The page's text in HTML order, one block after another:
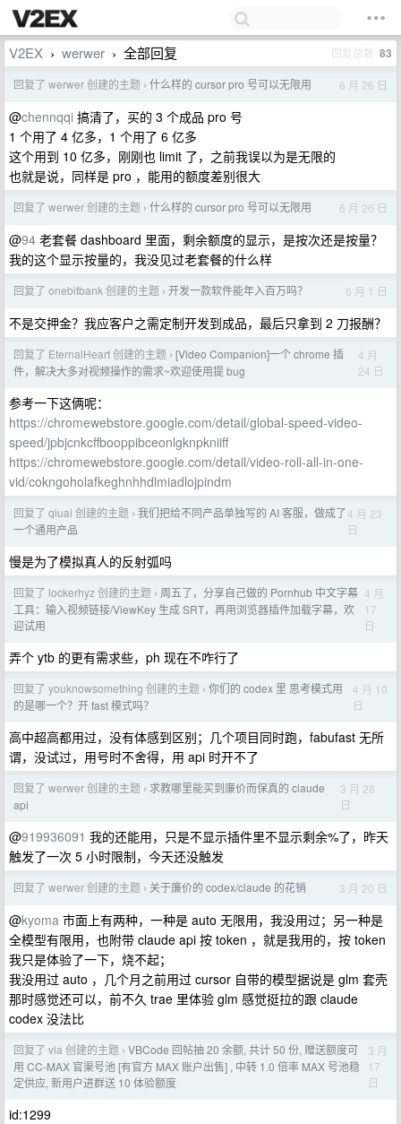
V2EX › werwer › 全部回复 回复总数 83
回复了 werwer 创建的主题 › 什么样的 cursor pro 号可以无限用 6 月 26 日
@chennqqi 搞清了，买的 3 个成品 pro 号
1 个用了 4 亿多，1 个用了 6 亿多
这个用到 10 亿多，刚刚也 limit 了，之前我误以为是无限的
也就是说，同样是 pro ，能用的额度差别很大
回复了 werwer 创建的主题 › 什么样的 cursor pro 号可以无限用 6 月 26 日
@94 老套餐 dashboard 里面，剩余额度的显示，是按次还是按量？
我的这个显示按量的，我没见过老套餐的什么样
回复了 onebitbank 创建的主题 › 开发一款软件能年入百万吗？ 6 月 1 日
不是交押金？我应客户之需定制开发到成品，最后只拿到 2 刀报酬？
回复了 EternalHeart 创建的主题 › [Video Companion]一个 chrome 插
件，解决大多对视频操作的需求~欢迎使用提 bug
4 月
24 日
参考一下这俩呢：
https://chromewebstore.google.com/detail/global-speed-video-
speed/jpbjcnkcffbooppibceonlgknpkniiff
https://chromewebstore.google.com/detail/video-roll-all-in-one-
vid/cokngoholafkeghnhhdlmiadlojpindm
回复了 qiuai 创建的主题 › 我们把给不同产品单独写的 AI 客服，做成了
一个通用产品
4 月 23
日
慢是为了模拟真人的反射弧吗
回复了 lockerhyz 创建的主题 › 周五了，分享自己做的 Pornhub 中文字幕
工具：输入视频链接/ViewKey 生成 SRT，再用浏览器插件加载字幕，欢
迎试用
4 月
17
日
弄个 ytb 的更有需求些，ph 现在不咋行了
回复了 youknowsomething 创建的主题 › 你们的 codex 里 思考模式用
的是哪一个？开 fast 模式吗？
4 月 10
日
高中超高都用过，没有体感到区别；几个项目同时跑，fabufast 无所
谓，没试过，用号时不舍得，用 api 时开不了
回复了 werwer 创建的主题 › 求教哪里能买到廉价而保真的 claude
api
3 月 28
日
@919936091 我的还能用，只是不显示插件里不显示剩余%了，昨天
触发了一次 5 小时限制，今天还没触发
回复了 werwer 创建的主题 › 关于廉价的 codex/claude 的花销 3 月 20 日
@kyoma 市面上有两种，一种是 auto 无限用，我没用过；另一种是
全模型有限用，也附带 claude api 按 token ，就是我用的，按 token
我只是体验了一下，烧不起；
我没用过 auto ，几个月之前用过 cursor 自带的模型据说是 glm 套壳
那时感觉还可以，前不久 trae 里体验 glm 感觉挺拉的跟 claude
codex 没法比
回复了 vla 创建的主题 › VBCode 回帖抽 20 余额, 共计 50 份, 赠送额度可
用 CC-MAX 官渠号池 [有官方 MAX 账户出售] , 中转 1.0 倍率 MAX 号池稳
定供应, 新用户进群送 10 体验额度
3 月
17
日
id:1299